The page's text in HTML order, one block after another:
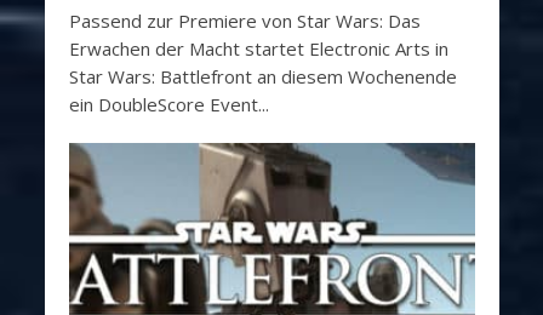
Passend zur Premiere von Star Wars: Das
Erwachen der Macht startet Electronic Arts in
Star Wars: Battlefront an diesem Wochenende
ein DoubleScore Event...